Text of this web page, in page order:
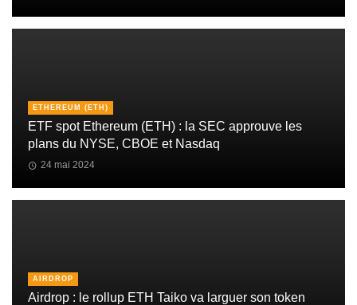
ETHEREUM (ETH)
ETF spot Ethereum (ETH) : la SEC approuve les
plans du NYSE, CBOE et Nasdaq
24 mai 2024
AIRDROP
Airdrop : le rollup ETH Taiko va larguer son token